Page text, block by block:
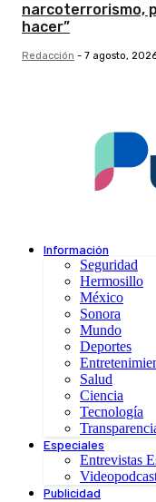
narcoterrorismo,
hacer”
Redacción - 7 agosto,
Información
Seguridad
Hermosillo
México
Sonora
Mundo
Deportes
Salud
Ciencia
Tecnología
Especiales
Entrevistas
Publicidad